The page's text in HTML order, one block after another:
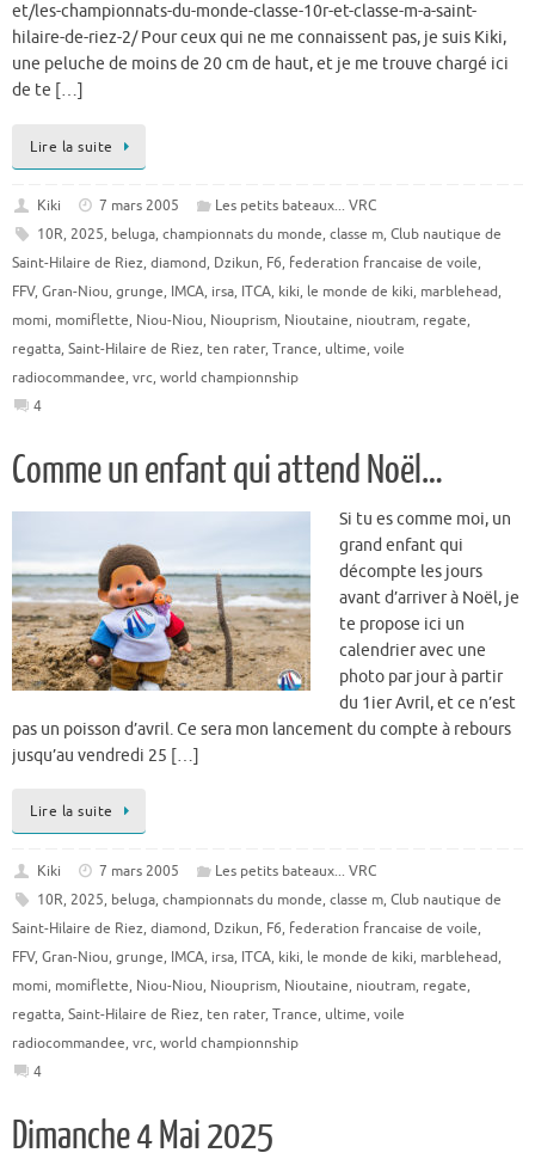
et/les-championnats-du-monde-classe-10r-et-classe-m-a-saint-
hilaire-de-riez-2/ Pour ceux qui ne me connaissent pas, je suis Kiki,
une peluche de moins de 20 cm de haut, et je me trouve chargé ici
de te […]
Lire la suite
Kiki 7 mars 2005
Les petits bateaux... VRC
10R, 2025, beluga, championnats du monde, classe m, Club nautique de
Saint-Hilaire de Riez, diamond, Dzikun, F6, federation francaise de voile,
FFV, Gran-Niou, grunge, IMCA, irsa, ITCA, kiki, le monde de kiki, marblehead,
momi, momiflette, Niou-Niou, Niouprism, Nioutaine, nioutram, regate,
regatta, Saint-Hilaire de Riez, ten rater, Trance, ultime, voile
radiocommandee, vrc, world championnship
4
Comme un enfant qui attend Noël…
Si tu es comme moi, un
grand enfant qui
décompte les jours
avant d’arriver à Noël, je
te propose ici un
calendrier avec une
photo par jour à partir
du 1ier Avril, et ce n’est
pas un poisson d’avril. Ce sera mon lancement du compte à rebours
jusqu’au vendredi 25 […]
Lire la suite
Kiki 7 mars 2005
Les petits bateaux... VRC
10R, 2025, beluga, championnats du monde, classe m, Club nautique de
Saint-Hilaire de Riez, diamond, Dzikun, F6, federation francaise de voile,
FFV, Gran-Niou, grunge, IMCA, irsa, ITCA, kiki, le monde de kiki, marblehead,
momi, momiflette, Niou-Niou, Niouprism, Nioutaine, nioutram, regate,
regatta, Saint-Hilaire de Riez, ten rater, Trance, ultime, voile
radiocommandee, vrc, world championnship
4
Dimanche 4 Mai 2025